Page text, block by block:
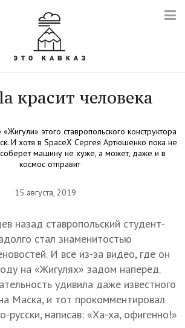
красит человека
этого ставропольского конструктора
И хотя в SpaceX Сергея Артюшенко пока не
машину не хуже, а может, даже и в
космос отправит
15 августа, 2019
назад ставропольский студент-
стал знаменитостью
И все из-за видео, где он
на «Жигулях» задом наперед.
удивила даже известного
Маска, и тот прокомментировал
русски, написав: «Ха-ха, офигенно!»